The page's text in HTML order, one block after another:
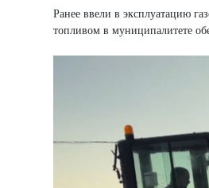
Ранее ввели в эксплуатацию
топливом в муниципалитете